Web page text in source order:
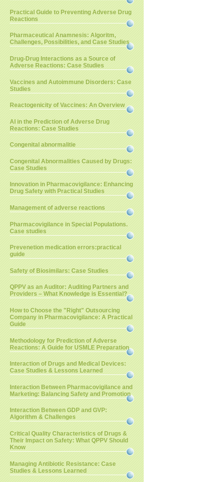
Practical Guide to Preventing Adverse Drug
Reactions
Pharmaceutical Anamnesis: Algoritm,
Challenges, Possibilities, and Case Studies
Drug-Drug Interactions as a Source of
Adverse Reactions: Case Studies
Vaccines and Autoimmune Disorders: Case
Studies
Reactogenicity of Vaccines: An Overview
AI in the Prediction of Adverse Drug
Reactions: Case Studies
Congenital abnormalitie
Congenital Abnormalities Caused by Drugs:
Case Studies
Innovation in Pharmacovigilance: Enhancing
Drug Safety with Practical Studies
Management of adverse reactions
Pharmacovigilance in Special Populations.
Case studies
Prevenetion medication errors:practical
guide
Safety of Biosimilars: Case Studies
QPPV as an Auditor: Auditing Partners and
Providers – What Knowledge is Essential?
How to Choose the "Right" Outsourcing
Company in Pharmacovigilance: A Practical
Guide
Methodology for Prediction of Adverse
Reactions: A Guide for USMLE Preparation
Interaction of Drugs and Medical Devices:
Case Studies & Lessons Learned
Interaction Between Pharmacovigilance and
Marketing: Balancing Safety and Promotion
Interaction Between GDP and GVP:
Algorithm & Challenges
Critical Quality Characteristics of Drugs &
Their Impact on Safety: What QPPV Should
Know
Managing Antibiotic Resistance: Case
Studies & Lessons Learned